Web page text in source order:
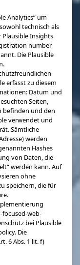
Analytics“ um
technisch als
Plausible Insights
number
Die Plausible
erfasst zu diesem
Datum und
Seiten,
befinden und den
verwendet und
Sämtliche
werden
Hashes
von Daten, die
werden kann. Auf
ohne
speichern, die für
web-
bei Plausible
Die
6 Abs. 1 lit. f)